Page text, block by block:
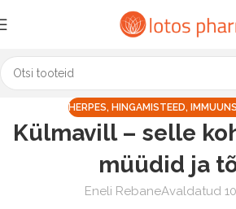
HERPES, HINGAMISTEED,
Külmavill – selle
müüdid ja
Eneli RebaneAvaldatud